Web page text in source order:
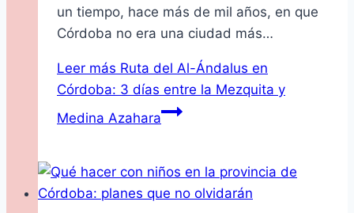
un tiempo, hace más de mil años, en que
Córdoba no era una ciudad más…
Leer más Ruta del Al-Ándalus en
Córdoba: 3 días entre la Mezquita y
Medina Azahara